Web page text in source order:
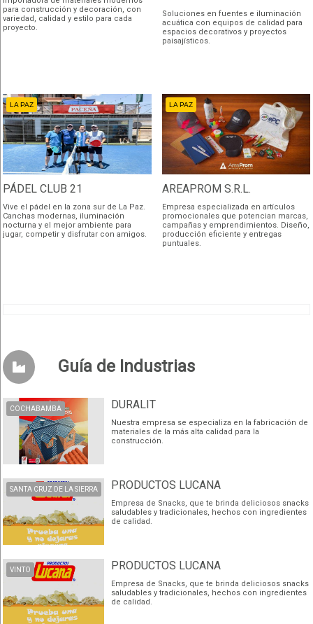
para construcción y decoración, con
variedad, calidad y estilo para cada
proyecto.
Soluciones en fuentes e iluminación
acuática con equipos de calidad para
espacios decorativos y proyectos
paisajísticos.
LA PAZ
PÁDEL CLUB 21
Vive el pádel en la zona sur de La Paz.
Canchas modernas, iluminación
nocturna y el mejor ambiente para
jugar, competir y disfrutar con amigos.
LA PAZ
AREAPROM S.R.L.
Empresa especializada en artículos
promocionales que potencian marcas,
campañas y emprendimientos. Diseño,
producción eficiente y entregas
puntuales.
Guía de Industrias
COCHABAMBA DURALIT
Nuestra empresa se especializa en la fabricación de
materiales de la más alta calidad para la
construcción.
SANTA CRUZ DE LA SIERRA PRODUCTOS LUCANA
Empresa de Snacks, que te brinda deliciosos snacks
saludables y tradicionales, hechos con ingredientes
de calidad.
VINTO PRODUCTOS LUCANA
Empresa de Snacks, que te brinda deliciosos snacks
saludables y tradicionales, hechos con ingredientes
de calidad.